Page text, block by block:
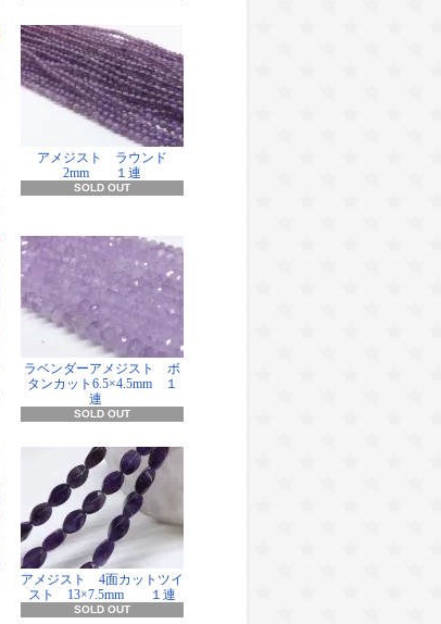
アメジスト ラウンド
2mm １連
SOLD OUT
ラベンダーアメジスト ボ
タンカット6.5×4.5mm １
連
SOLD OUT
アメジスト 4面カットツイ
スト 13×7.5mm １連
SOLD OUT